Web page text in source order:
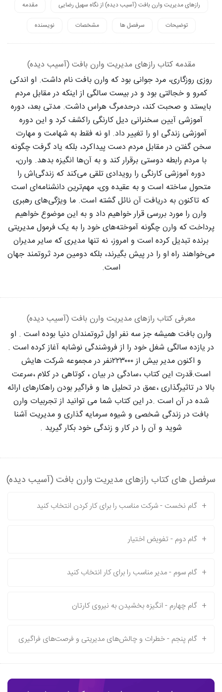
رازهای مدیریت وارن بافت (آسیب دیده) از نگاه سهیل رضایی مقدمه
توضیحات سرفصل ها مشخصات نویسنده
مقدمه کتاب رازهای مدیریت وارن بافت (آسیب دیده)
روزی روزگاری، مرد جوانی بود که وارن بافت نام داشت. او اندکی
کمرو و خجالتی بود و در بیست سالگی از اینکه در مقابل مردم
بایستد و صحبت کند، درحدمرگ هراس داشت. مدتی بعد، دوره
آموزشی آیین سخنرانی دیل کارنگی راکشف کرد و این دوره
آموزشی زندگی او را تغییر داد. او نه فقط به شهامت و مهارت
سخن گفتن در مقابل مردم دست پیداکرد، بلکه یاد گرفت چگونه
با مردم رابطه دوستی برقرار کند و به آن‌ها انگیزه بدهد. وارن،
دوره آموزشی کارنگی را رویدادی تلقی می‌کند که زندگی‌اش را
متحول ساخته است و به عقیده وی، مهم‌ترین دانشنامه‌ای است
که تاکنون به دریافت آن نائل گشته است. ما ویژگی‌های رهبری
وارن را مورد بررسی قرار خواهیم داد و به این موضوع خواهیم
پرداخت که وارن چگونه آموخته‌های خود را به یک فرمول مدیریتی
برنده تبدیل کرده است و امروز، نه تنها مدیری که سایر مدیران
می‌خواهند راه او را در پیش بگیرند، بلکه دومین مرد ثروتمند جهان
است.
معرفی کتاب رازهای مدیریت وارن بافت (آسیب دیده)
وارن بافت همیشه جز سه نفر اول ثروتمندان دنیا بوده است . او
در یازده سالگی شغل خود را از فروشندگی نوشابه آغاز کرده است .
و اکنون مدیر بیش از ۲۲۳۰۰۰نفر در مجموعه شرکت هایش
است.قدرت این کتاب ،سادگی در بیان ، کوتاهی در کلام ،سرعت
بالا در تاثیرگذاری ،عمق در تحلیل ها و فراگیر بودن راهکارهای ارائه
شده در آن است .در این کتاب شما می توانید از تجربیات وارن
بافت در زندگی شخصی و شیوه سرمایه گذاری و مدیریت آشنا
شوید و آن را در کار و زندگی خود بکار گیرید .
سرفصل های کتاب رازهای مدیریت وارن بافت (آسیب دیده)
+ گام نخست - شرکت مناسب را برای کار کردن انتخاب کنید
+ گام دوم - تفویض اختیار
+ گام سوم - مدیر مناسب را برای کار انتخاب کنید
+ گام چهارم - انگیزه بخشیدن به نیروی کارتان
+ گام پنجم - خطرات و چالش‌های مدیریتی و فرصت‌های فراگیری